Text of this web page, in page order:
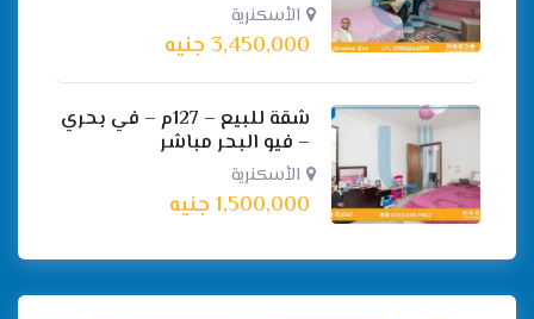
الأسكنرية
3,450,000 جنيه
شقة للبيع – 127م – في بحري
– فيو البحر مباشر
الأسكنرية
1,500,000 جنيه